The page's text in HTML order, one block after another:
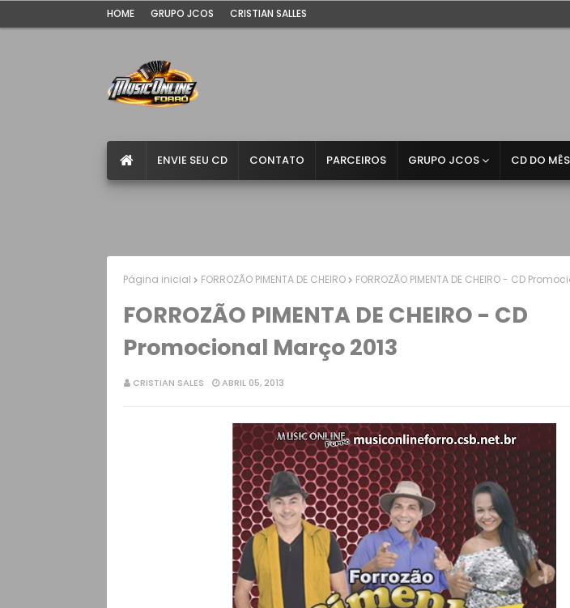
HOME GRUPO JCOS CRISTIAN SALLES
ENVIE SEU CD CONTATO PARCEIROS GRUPO JCOS CD DO MÊS
Página inicial FORROZÃO PIMENTA DE CHEIRO FORROZÃO PIMENTA DE CHEIRO - CD
FORROZÃO PIMENTA DE CHEIRO - CD
Promocional Março 2013
CRISTIAN SALES ABRIL 05, 2013